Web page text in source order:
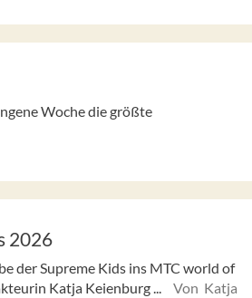
Woche die größte
2026
der Supreme Kids ins MTC world of
Katja Keienburg ...
Von Katja